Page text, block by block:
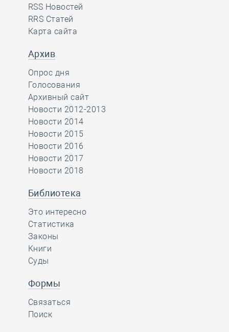
RSS Новостей
RRS Статей
Карта сайта
Архив
Опрос дня
Голосования
Архивный сайт
Новости 2012-2013
Новости 2014
Новости 2015
Новости 2016
Новости 2017
Новости 2018
Библиотека
Это интересно
Статистика
Законы
Книги
Суды
Формы
Связаться
Поиск